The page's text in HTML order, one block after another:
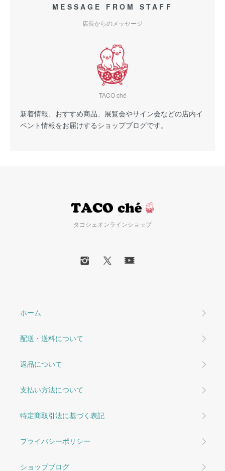
MESSAGE FROM STAFF
店長からのメッセージ
TACO ché
新着情報、おすすめ商品、展覧会やサイン会などの店内イ
ベント情報をお届けするショップブログです。
タコシェオンラインショップ
ホーム
配送・送料について
返品について
支払い方法について
特定商取引法に基づく表記
プライバシーポリシー
ショップブログ